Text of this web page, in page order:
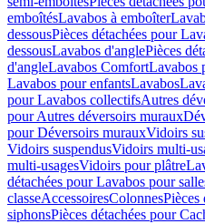
emboîtésLavabos à emboîter
dessousPièces détachées pour
dessousLavabos d'anglePièces
d'angleLavabos ComfortLavabos
Lavabos pour enfantsLavabos
pour Lavabos collectifsAutres
pour Autres déversoirs muraux
pour Déversoirs murauxVidoirs
Vidoirs suspendusVidoirs multi-
multi-usagesVidoirs pour plâtre
détachées pour Lavabos pour
classeAccessoiresColonnesPièces
siphonsPièces détachées pour